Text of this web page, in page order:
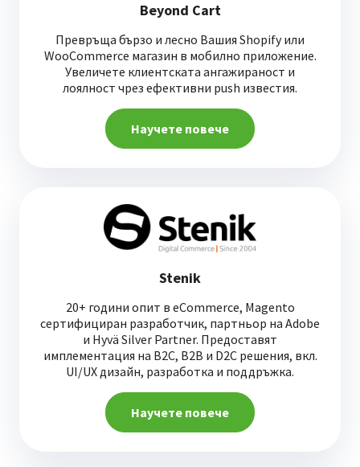
Beyond Cart
Превръща бързо и лесно Вашия Shopify или
WooCommerce магазин в мобилно приложение.
Увеличете клиентската ангажираност и
лоялност чрез ефективни push известия.
Научете повече
Stenik
20+ години опит в eCommerce, Magento
сертифициран разработчик, партньор на Adobe
и Hyvä Silver Partner. Предоставят
имплементация на B2C, B2B и D2C решения, вкл.
UI/UX дизайн, разработка и поддръжка.
Научете повече